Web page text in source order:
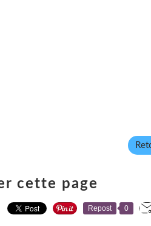
cette page
Repost 0